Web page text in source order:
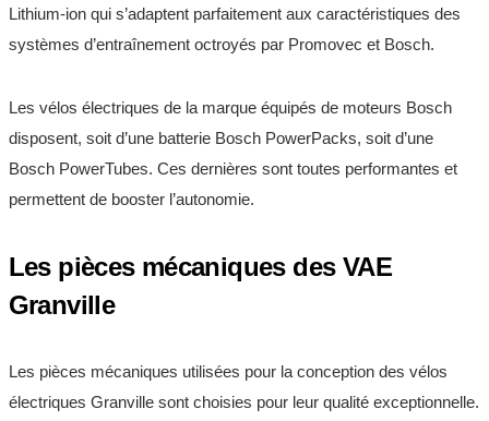
Lithium-ion qui s’adaptent parfaitement aux caractéristiques des
systèmes d’entraînement octroyés par Promovec et Bosch.
Les vélos électriques de la marque équipés de moteurs Bosch
disposent, soit d’une batterie Bosch PowerPacks, soit d’une
Bosch PowerTubes. Ces dernières sont toutes performantes et
permettent de booster l’autonomie.
Les pièces mécaniques des VAE
Granville
Les pièces mécaniques utilisées pour la conception des vélos
électriques Granville sont choisies pour leur qualité exceptionnelle.